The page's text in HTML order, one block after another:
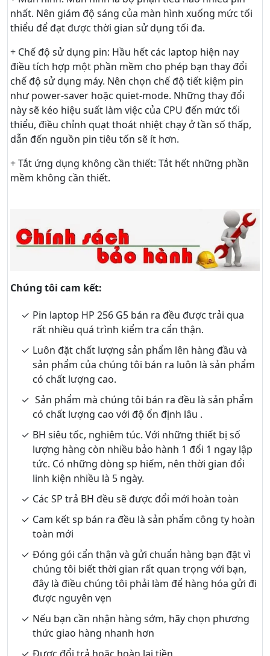
nhất. Nên giám độ sáng của màn hình xuống mức tối
thiểu để đạt được thời gian sử dụng tối đa.
+ Chế độ sử dụng pin: Hầu hết các laptop hiện nay
điều tích hợp một phần mềm cho phép bạn thay đổi
chế độ sử dụng máy. Nên chọn chế độ tiết kiệm pin
như power-saver hoặc quiet-mode. Những thay đổi
này sẽ kéo hiệu suất làm việc của CPU đến mức tối
thiểu, điều chỉnh quạt thoát nhiệt chạy ở tần số thấp,
dẫn đến nguồn pin tiêu tốn sẽ ít hơn.
+ Tắt ứng dụng không cần thiết: Tắt hết những phần
mềm không cần thiết.
Chúng tôi cam kết:
Pin laptop HP 256 G5 bán ra đều được trải qua
rất nhiều quá trình kiểm tra cẩn thận.
Luôn đặt chất lượng sản phẩm lên hàng đầu và
sản phẩm của chúng tôi bán ra luôn là sản phẩm
có chất lượng cao.
Sản phẩm mà chúng tôi bán ra đều là sản phẩm
có chất lượng cao với độ ổn định lâu .
BH siêu tốc, nghiêm túc. Với những thiết bị số
lượng hàng còn nhiều bảo hành 1 đổi 1 ngay lập
tức. Có những dòng sp hiếm, nên thời gian đổi
linh kiện nhiều là 5 ngày.
Các SP trả BH đều sẽ được đổi mới hoàn toàn
Cam kết sp bán ra đều là sản phẩm công ty hoàn
toàn mới
Đóng gói cẩn thận và gửi chuẩn hàng bạn đặt vì
chúng tôi biết thời gian rất quan trọng với bạn,
đây là điều chúng tôi phải làm để hàng hóa gửi đi
được nguyên vẹn
Nếu bạn cần nhận hàng sớm, hãy chọn phương
thức giao hàng nhanh hơn
Được đổi trả hoặc hoàn lại tiền